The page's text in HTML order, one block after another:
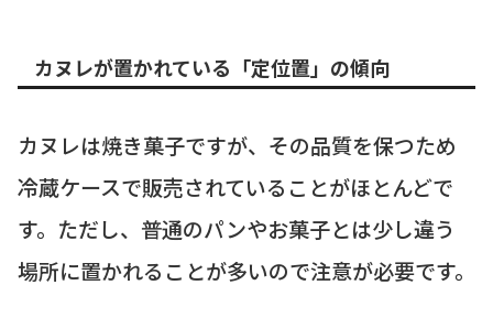
カヌレが置かれている「定位置」の傾向
カヌレは焼き菓子ですが、その品質を保つため
冷蔵ケースで販売されていることがほとんどで
す。ただし、普通のパンやお菓子とは少し違う
場所に置かれることが多いので注意が必要です。